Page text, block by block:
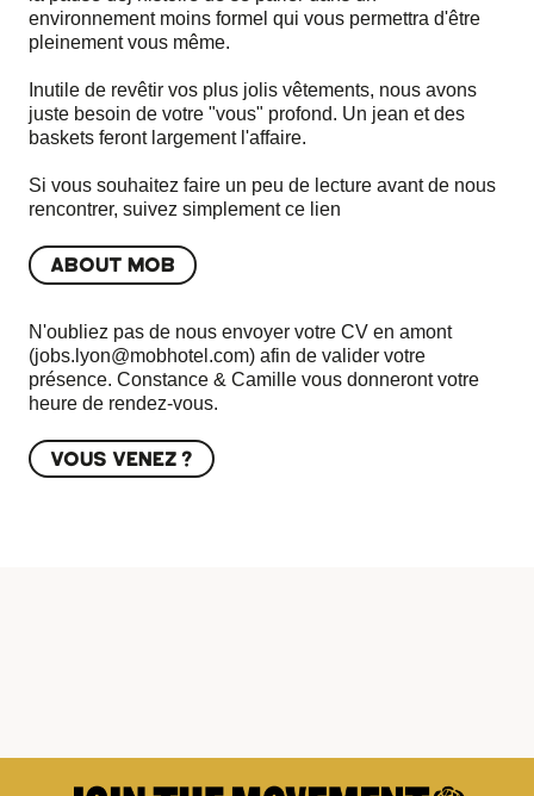
environnement moins formel qui vous permettra d'être
pleinement vous même.
Inutile de revêtir vos plus jolis vêtements, nous avons
juste besoin de votre "vous" profond. Un jean et des
baskets feront largement l'affaire.
Si vous souhaitez faire un peu de lecture avant de nous
rencontrer, suivez simplement ce lien
ABOUT MOB
N'oubliez pas de nous envoyer votre CV en amont
(jobs.lyon@mobhotel.com) afin de valider votre
présence. Constance & Camille vous donneront votre
heure de rendez-vous.
VOUS VENEZ ?